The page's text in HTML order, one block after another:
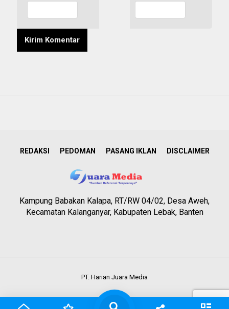
REDAKSI PEDOMAN PASANG IKLAN DISCLAIMER
Kampung Babakan Kalapa, RT/RW 04/02, Desa Aweh,
Kecamatan Kalanganyar, Kabupaten Lebak, Banten
PT. Harian Juara Media